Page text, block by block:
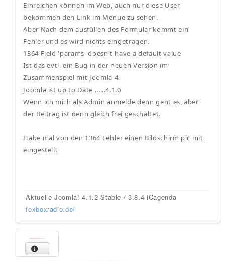
Einreichen können im Web, auch nur diese User
bekommen den Link im Menue zu sehen.
Aber Nach dem ausfüllen des Formular kommt ein
Fehler und es wird nichts eingetragen.
1364 Field 'params' doesn't have a default value
Ist das evtl. ein Bug in der neuen Version im
Zusammenspiel mit Joomla 4.
Joomla ist up to Date ......4.1.0
Wenn ich mich als Admin anmelde denn geht es, aber
der Beitrag ist denn gleich frei geschaltet.
Habe mal von den 1364 Fehler einen Bildschirm pic mit
eingestellt
Aktuelle Joomla! 4.1.2 Stable / 3.8.4 iCagenda
foxboxradio.de/